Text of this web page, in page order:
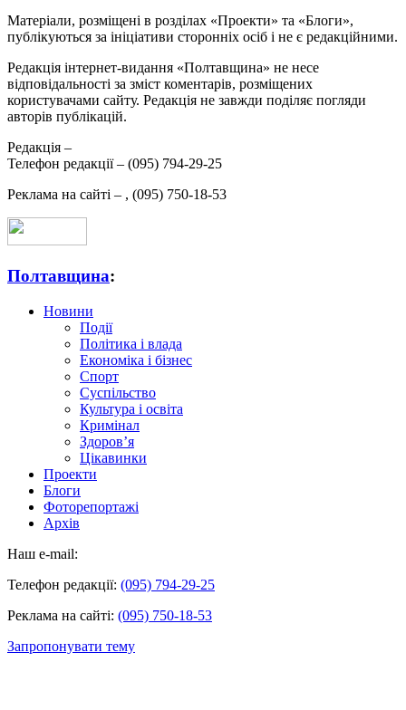
Матеріали, розміщені в розділах «Проекти» та «Блоги»,
публікуються за ініціативи сторонніх осіб і не є редакційними.
Редакція інтернет-видання «Полтавщина» не несе
відповідальності за зміст коментарів, розміщених
користувачами сайту. Редакція не завжди поділяє погляди
авторів публікацій.
Редакція –
Телефон редакції – (095) 794-29-25
Реклама на сайті – , (095) 750-18-53
Полтавщина:
Новини
Події
Політика і влада
Економіка і бізнес
Спорт
Суспільство
Культура і освіта
Кримінал
Здоров’я
Цікавинки
Проекти
Блоги
Фоторепортажі
Архів
Наш e-mail:
Телефон редакції: (095) 794-29-25
Реклама на сайті: (095) 750-18-53
Запропонувати тему